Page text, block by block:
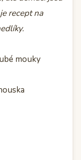
recept na
mouky